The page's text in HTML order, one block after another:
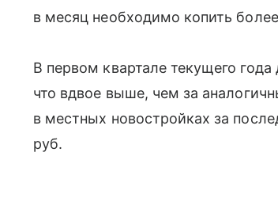
в месяц необходимо копить более
В первом квартале текущего
что вдвое выше, чем за
в местных новостройках за
руб.